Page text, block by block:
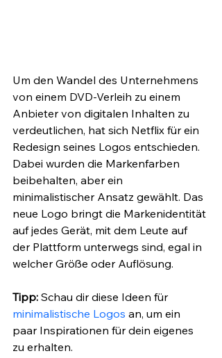
Um den Wandel des Unternehmens
von einem DVD-Verleih zu einem
Anbieter von digitalen Inhalten zu
verdeutlichen, hat sich Netflix für ein
Redesign seines Logos entschieden.
Dabei wurden die Markenfarben
beibehalten, aber ein
minimalistischer Ansatz gewählt. Das
neue Logo bringt die Markenidentität
auf jedes Gerät, mit dem Leute auf
der Plattform unterwegs sind, egal in
welcher Größe oder Auflösung.
Tipp: Schau dir diese Ideen für
minimalistische Logos an, um ein
paar Inspirationen für dein eigenes
zu erhalten.